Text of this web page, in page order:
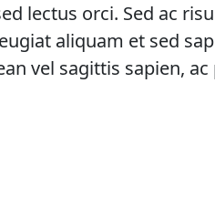
lectus orci. Sed ac
aliquam et sed
vel sagittis sapien,